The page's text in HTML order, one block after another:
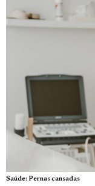
Saúde: Pernas cansadas